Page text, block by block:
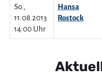
So.,
11.08.2013
14:00 Uhr
Hansa
Rostock